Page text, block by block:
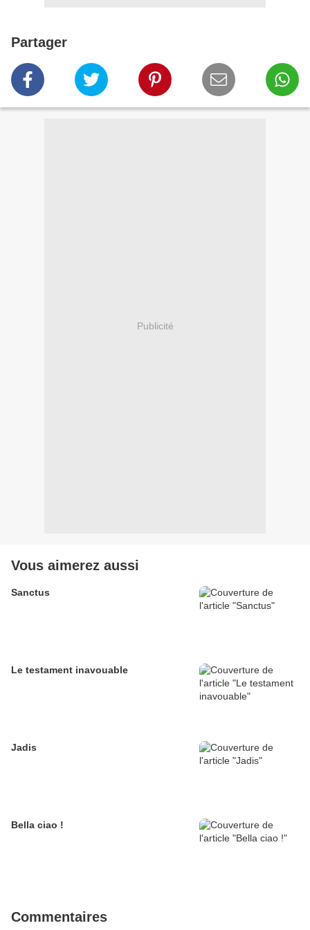
Partager
Publicité
Vous aimerez aussi
Sanctus
Le testament inavouable
Jadis
Bella ciao !
Commentaires